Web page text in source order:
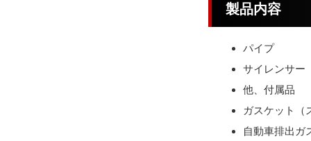
製品内容
パイプ
サイレンサー
他、付属品
ガスケット（
自動車排出ガ